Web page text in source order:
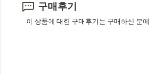
구매후기
이 상품에 대한 구매후기는 구매하신 분